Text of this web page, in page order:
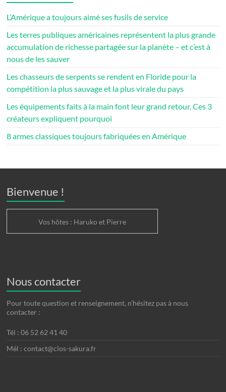
L’Amérique a toujours aimé ses fusils de service
Les terres publiques américaines représentent la plus grande
accumulation de richesse partagée sur la planète – et c’est à
nous de les sauver
Les chasseurs de serpents se rendent en Floride pour la
compétition la plus sauvage et la plus virale du pays
Les équipements faits à la main font leur grand retour. Ces 3
créateurs expliquent pourquoi
8 armes classiques toujours fabriquées en Amérique
Bienvenue !
Vos hôtes : Haruko et Pierre
Nous contacter
Pour toute question et renseignement, n’hésitez pas à nous
contacter :
Tél : 06 52 62 41 40
Mél : contact@clos-sakura.fr